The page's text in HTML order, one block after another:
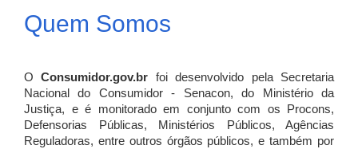
Quem Somos
OConsumidor.gov.br
foi desenvolvido pela Secretaria
Nacional do Consumidor - Senacon, do Ministério da
Justiça, e é monitorado em conjunto com os Procons,
Defensorias Públicas, Ministérios Públicos, Agências
Reguladoras, entre outros órgãos públicos, e também por